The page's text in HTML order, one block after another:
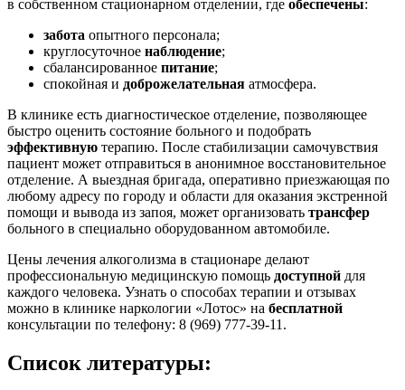
в собственном стационарном отделении, где обеспечены:
забота опытного персонала;
круглосуточное наблюдение;
сбалансированное питание;
спокойная и доброжелательная атмосфера.
В клинике есть диагностическое отделение, позволяющее
быстро оценить состояние больного и подобрать
эффективную терапию. После стабилизации самочувствия
пациент может отправиться в анонимное восстановительное
отделение. А выездная бригада, оперативно приезжающая по
любому адресу по городу и области для оказания экстренной
помощи и вывода из запоя, может организовать трансфер
больного в специально оборудованном автомобиле.
Цены лечения алкоголизма в стационаре делают
профессиональную медицинскую помощь доступной для
каждого человека. Узнать о способах терапии и отзывах
можно в клинике наркологии «Лотос» на бесплатной
консультации по телефону: 8 (969) 777-39-11.
Список литературы: